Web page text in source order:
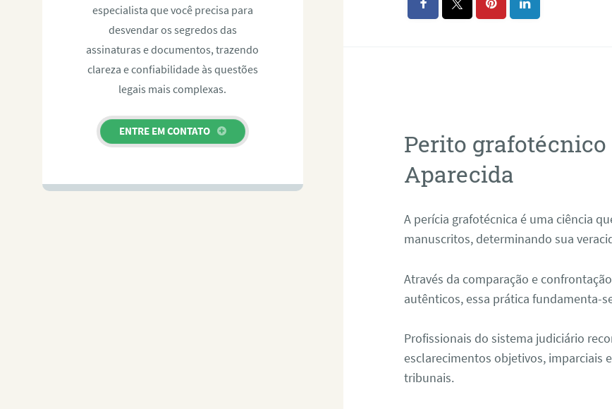
Perito
Aparecida
A perícia grafotécnica é uma ciência
manuscritos, determinando sua
Através da comparação e
autênticos, essa prática fundamenta-
Profissionais do sistema judiciário
esclarecimentos objetivos, imparciais
tribunais.
especialista que você precisa para
desvendar os segredos das
assinaturas e documentos, trazendo
clareza e confiabilidade às questões
legais mais complexas.
ENTRE EM CONTATO